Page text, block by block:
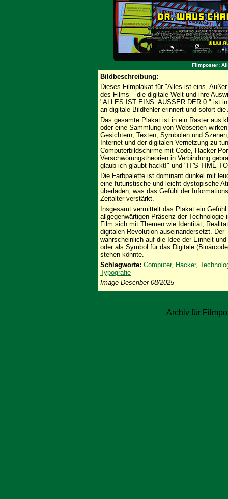
Filmposter:
Bildbeschreibung:
Dieses Filmplakat für "Alles ist eins.
des Films – die digitale Welt und ihre
"ALLES IST EINS. AUSSER DER 0." ist
an digitale Bildfehler erinnert und sofort
Das gesamte Plakat ist in ein Raster aus
oder eine Sammlung von Webseiten
Gesichtern, Texten, Symbolen und
Internet und der digitalen Vernetzung zu
Computerbildschirme mit Code, Hacker-
Verschwörungstheorien in Verbindung
glaub ich glaubt hackt!" und "IT'S TIME
Die Farbpalette ist dominant dunkel mit
eine futuristische und leicht dystopische
überladen, was das Gefühl der
Zeitalter verstärkt.
Insgesamt vermittelt das Plakat ein
allgegenwärtigen Präsenz der
Film sich mit Themen wie Identität,
digitalen Revolution auseinandersetzt.
wahrscheinlich auf die Idee der Einheit
oder als Symbol für das Digitale
stehen könnte.
Schlagworte: Computer, Hacker,
Typografie
Image Describer 08/2025
Archiv für